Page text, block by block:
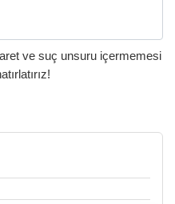
ve suç unsuru içermemesi